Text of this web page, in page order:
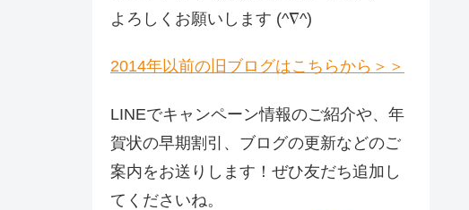
よろしくお願いします (^∇^)
2014年以前の旧ブログはこちらから＞＞
LINEでキャンペーン情報のご紹介や、年
賀状の早期割引、ブログの更新などのご
案内をお送りします！ぜひ友だち追加し
てくださいね。